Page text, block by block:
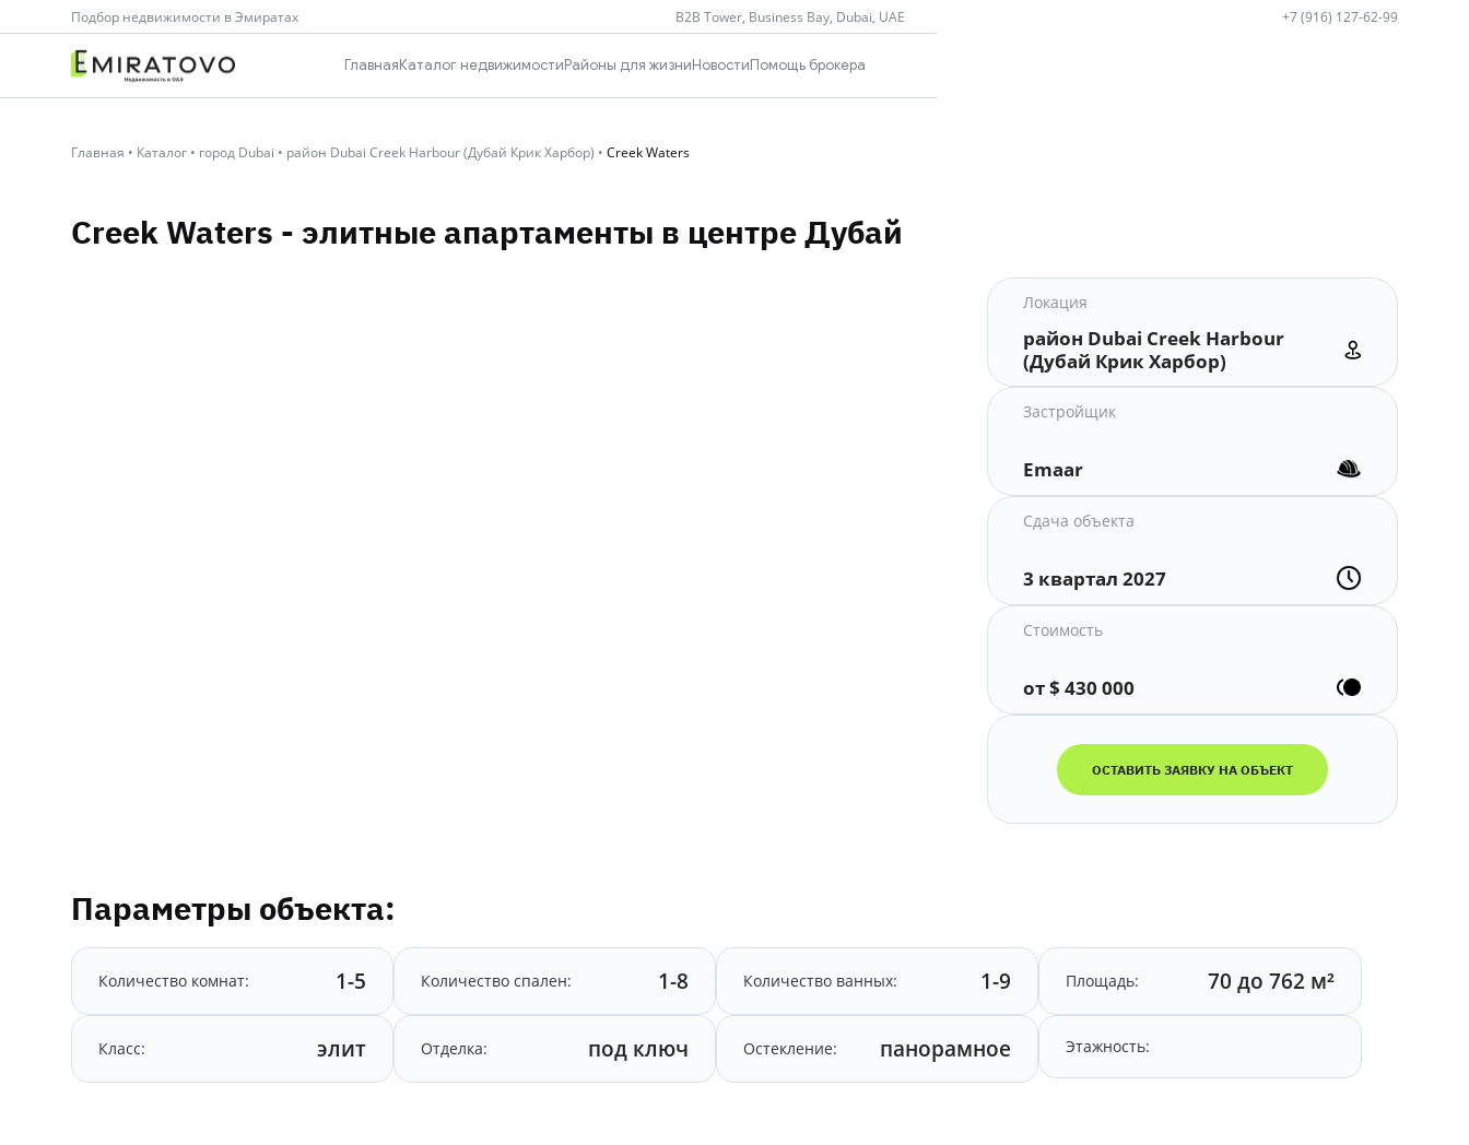
Подбор недвижимости в Эмиратах B2B Tower, Business Bay, Dubai, UAE +7 (916) 127-62-99
ГлавнаяКаталог недвижимостиРайоны для жизниНовостиПомощь брокера
Главная • Каталог• город Dubai • район Dubai Creek Harbour (Дубай Крик Харбор) • Creek Waters
Creek Waters - элитные апартаменты в центре Дубай
Локация
район Dubai Creek Harbour
(Дубай Крик Харбор)
Застройщик
Emaar
Сдача объекта
3 квартал 2027
Стоимость
от $ 430 000
ОСТАВИТЬ ЗАЯВКУ НА ОБЪЕКТ
Параметры объекта:
Количество комнат: 1-5 Количество спален: 1-8 Количество ванных: 1-9 Площадь: 70 до 762 м²
Класс: элит Отделка: под ключ Остекление: панорамное Этажность: